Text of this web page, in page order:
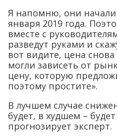
Я напомню, они начали
января 2019 года.
вместе с
разведут руками и
вот видите, цена
могли зависеть от
цену, которую
поэтому простите».
В лучшем случае
будет, в худшем –
прогнозирует эксперт.